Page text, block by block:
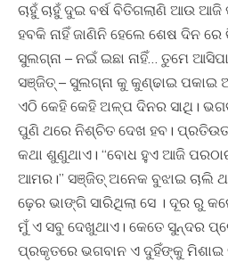
ଚାହୁଁ ଚାହୁଁ ଦୁଇ ବର୍ଷ ବିତିଗଲାଣି ଆଉ
ହବକି ନାହିଁ ଜାଣିନି ହେଲେ ଶେଷ ଦିନ
ସୁଲଗ୍ନା – ନଇଁ ଇଛା ନାହିଁ… ତୁମେ
ସଞ୍ଜିତ୍ – ସୁଲଗ୍ନା କୁ କୁଣ୍ଢାଇ ପକାଇ
ଏଠି କେହି କେହି ଅଳ୍ପ ଦିନର ସାଥି।
ପୁଣି ଥରେ ନିଶ୍ଚିତ ଦେଖ ହବ।
କଥା ଶୁଣୁଥାଏ। “ବୋଧ ହୁଏ ଆଜି
ଆମର।” ସଞ୍ଜିତ୍ ଅନେକ ବୁଝାଇ ଚାଲି
ଢ଼େର ଭାଙ୍ଗି ସାରିଥିଲା ସେ । ଦୂର ରୁ
ମୁଁ ଏ ସବୁ ଦେଖୁଥାଏ। କେତେ ସୁନ୍ଦର
ପ୍ରକୃତରେ ଭଗବାନ ଏ ଦୁହିଁଙ୍କୁ ମିଶାଇ